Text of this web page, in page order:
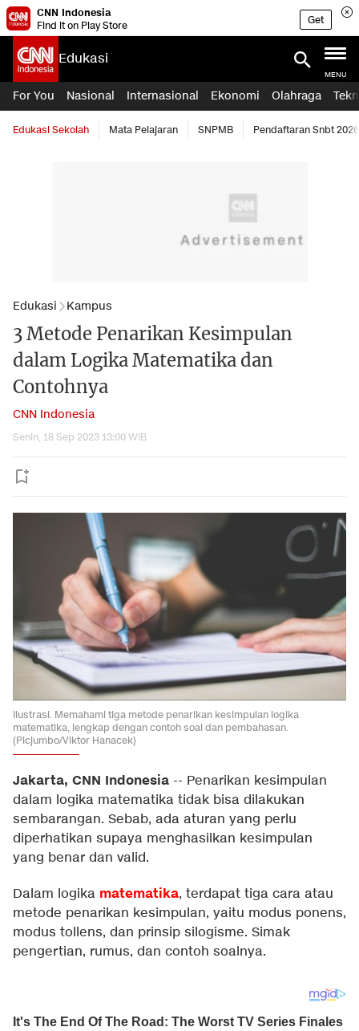
CNN Indonesia
Find it on Play Store
Get
Edukasi
MENU
For You Nasional Internasional Ekonomi Olahraga
Edukasi Sekolah Mata Pelajaran SNPMB Pendaftaran Snbt 2026
Edukasi Kampus
3 Metode Penarikan Kesimpulan
dalam Logika Matematika dan
Contohnya
CNN Indonesia
Senin, 18 Sep 2023 13:00 WIB
Ilustrasi. Memahami tiga metode penarikan kesimpulan logika
matematika, lengkap dengan contoh soal dan pembahasan.
(Picjumbo/Viktor Hanacek)
Jakarta, CNN Indonesia -- Penarikan kesimpulan
dalam logika matematika tidak bisa dilakukan
sembarangan. Sebab, ada aturan yang perlu
diperhatikan supaya menghasilkan kesimpulan
yang benar dan valid.
Dalam logika matematika, terdapat tiga cara atau
metode penarikan kesimpulan, yaitu modus ponens,
modus tollens, dan prinsip silogisme. Simak
pengertian, rumus, dan contoh soalnya.